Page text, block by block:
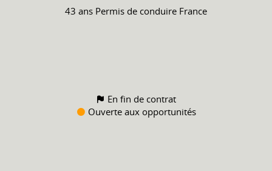
43 ans Permis de conduire France
En fin de contrat
Ouverte aux opportunités